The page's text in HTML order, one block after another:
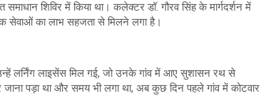
शिविर में किया था। कलेक्टर डॉ. गौरव सिंह के मार्गदर्शन में
सेवाओं का लाभ सहजता से मिलने लगा है।
लर्निंग लाइसेंस मिल गई, जो उनके गांव में आए सुशासन रथ से
पड़ा था और समय भी लगा था, अब कुछ दिन पहले गांव में कोटवार